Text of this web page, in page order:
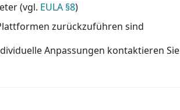
(vgl. EULA §8)
zurückzuführen sind
Anpassungen kontaktieren Sie